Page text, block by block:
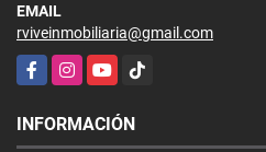
EMAIL
rviveinmobiliaria@gmail.com
FacebookInstagramYouTubeTikTok
INFORMACIÓN